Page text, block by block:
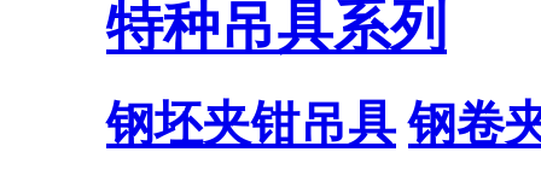
特种吊具系列
钢坯夹钳吊具 钢卷